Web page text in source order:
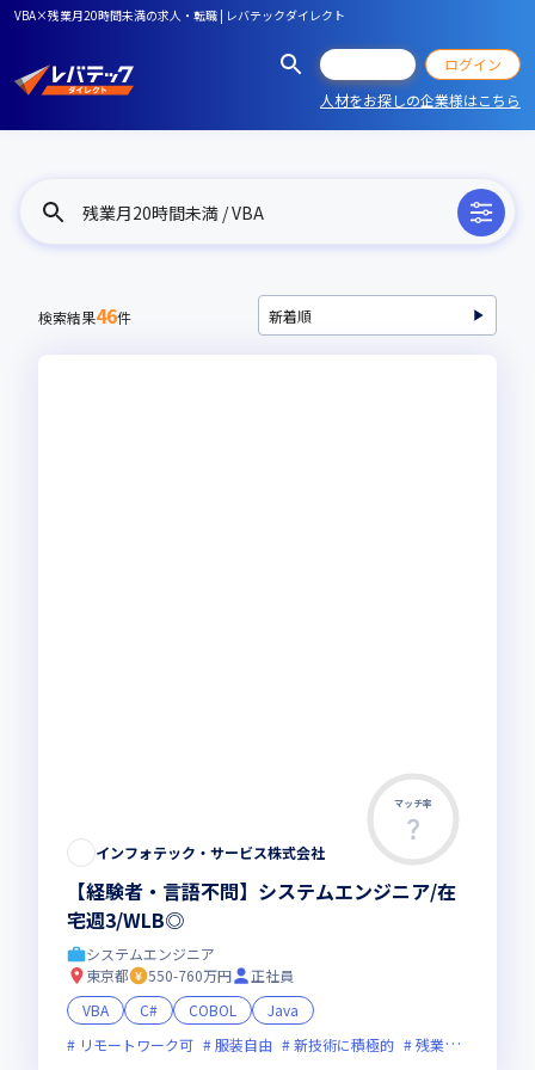
VBA×残業月20時間未満の求人・転職 | レバテックダイレクト
ログイン
人材をお探しの企業様はこちら
残業月20時間未満 / VBA
検索結果46件
マッチ率
インフォテック・サービス株式会社
【経験者・言語不問】システムエンジニア/在
宅週3/WLB◎
システムエンジニア
東京都
550-760万円
正社員
VBA
C# COBOL
Java
リモートワーク可
服装自由 新技術に積極的 残業月20時間未満